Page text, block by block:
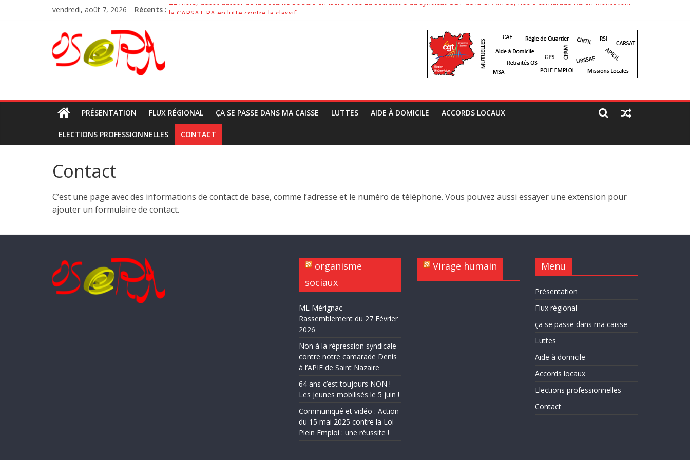
vendredi, août 7, 2026 Récents : 22 mars, débat autour de la Sécurité Sociale en Isère avec La secrétaire du syndicat CGT de la CPAM 38, notre camarade Karen Mantovani
la CARSAT RA en lutte contre la classif
Pour la venue de M Grivel, Directeur de la CNAF, le syndicat CGT de la CAF 38 lui a préparé un jolie comité d’accueil, bravo aux camarades
OSeRA
osera
PRÉSENTATION FLUX RÉGIONAL ÇA SE PASSE DANS MA CAISSE LUTTES AIDE À DOMICILE ACCORDS LOCAUX
ELECTIONS PROFESSIONNELLES CONTACT
Contact
C’est une page avec des informations de contact de base, comme l’adresse et le numéro de téléphone. Vous pouvez aussi essayer une extension pour
ajouter un formulaire de contact.
organisme
sociaux
ML Mérignac –
Rassemblement du 27 Février
2026
Non à la répression syndicale
contre notre camarade Denis
à l’APIE de Saint Nazaire
64 ans c’est toujours NON !
Les jeunes mobilisés le 5 juin !
Communiqué et vidéo : Action
du 15 mai 2025 contre la Loi
Plein Emploi : une réussite !
Virage humain Menu
Présentation
Flux régional
ça se passe dans ma caisse
Luttes
Aide à domicile
Accords locaux
Elections professionnelles
Contact